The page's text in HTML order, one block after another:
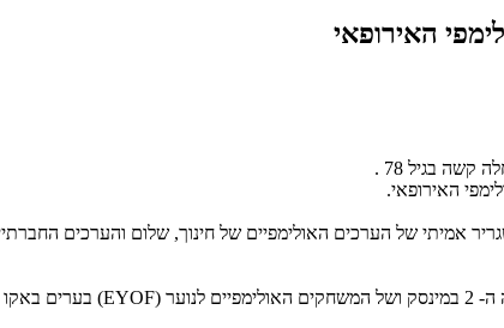
האירופאי
בגיל 78 .
אמיתי של הערכים האולימפיים של חינוך, שלום והערכים